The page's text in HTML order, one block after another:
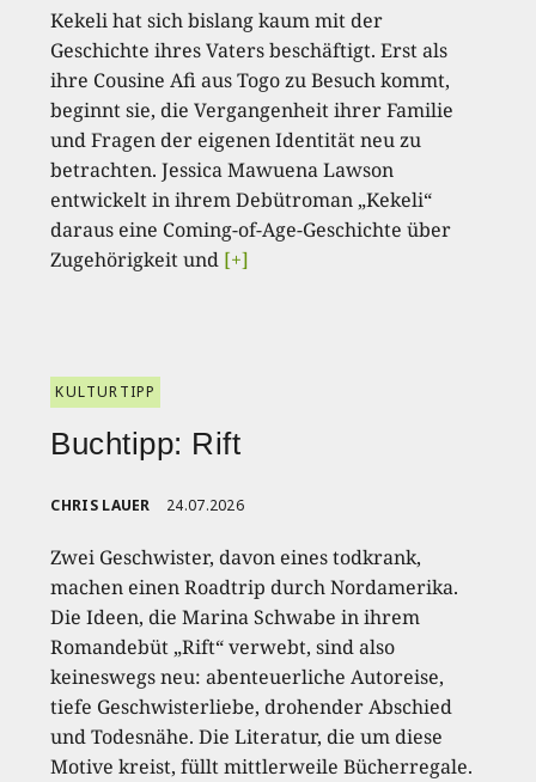
Kekeli hat sich bislang kaum mit der
Geschichte ihres Vaters beschäftigt. Erst als
ihre Cousine Afi aus Togo zu Besuch kommt,
beginnt sie, die Vergangenheit ihrer Familie
und Fragen der eigenen Identität neu zu
betrachten. Jessica Mawuena Lawson
entwickelt in ihrem Debütroman „Kekeli“
daraus eine Coming-of-Age-Geschichte über
Zugehörigkeit und [+]
KULTURTIPP
Buchtipp: Rift
CHRIS LAUER 24.07.2026
Zwei Geschwister, davon eines todkrank,
machen einen Roadtrip durch Nordamerika.
Die Ideen, die Marina Schwabe in ihrem
Romandebüt „Rift“ verwebt, sind also
keineswegs neu: abenteuerliche Autoreise,
tiefe Geschwisterliebe, drohender Abschied
und Todesnähe. Die Literatur, die um diese
Motive kreist, füllt mittlerweile Bücherregale.